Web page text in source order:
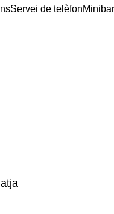
Servei de telèfon